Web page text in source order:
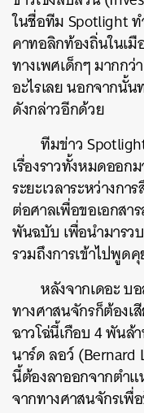
ในชื่อทีม Spotlight ท
คาทอลิกท้องถิ่นในเมื
ทางเพศเด็กๆ มากก
อะไรเลย นอกจากนั้
ดังกล่าวอีกด้วย
ทีมข่าว
เรื่องราวทั้งหมดออก
ระยะเวลาระหว่างก
ต่อศาลเพื่อขอเอกส
พันฉบับ เพื่อนำมารว
รวมถึงการเข้าไปพูด
หลังจากเดอะ บ
ทางศาสนจักรก็ต้องเ
ฉาวโฉ่นี้เกือบ 4 พันล้
นาร์ด ลอว์
นี้ต้องลาออกจากตำ
จากทางศาสนจักรเพื่